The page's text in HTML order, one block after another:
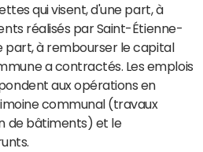
qui visent, d'une part, à
réalisés par Saint-Étienne-
part, à rembourser le capital
a contractés. Les emplois
aux opérations en
communal (travaux
de bâtiments) et le